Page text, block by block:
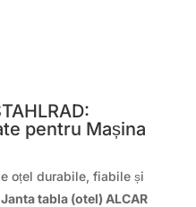
pentru Mașina
oțel durabile, fiabile și
Janta tabla (otel) ALCAR